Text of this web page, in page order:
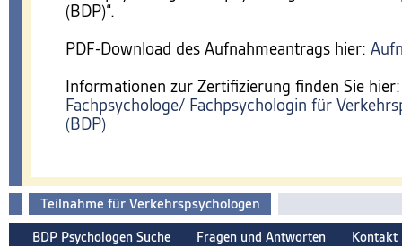
(BDP)“.
PDF-Download des Aufnahmeantrags hier:
Informationen zur Zertifizierung finden Sie hier:
Fachpsychologe/ Fachpsychologin für
(BDP)
Teilnahme für Verkehrspsychologen
BDP Psychologen Suche Fragen und Antworten Kontakt